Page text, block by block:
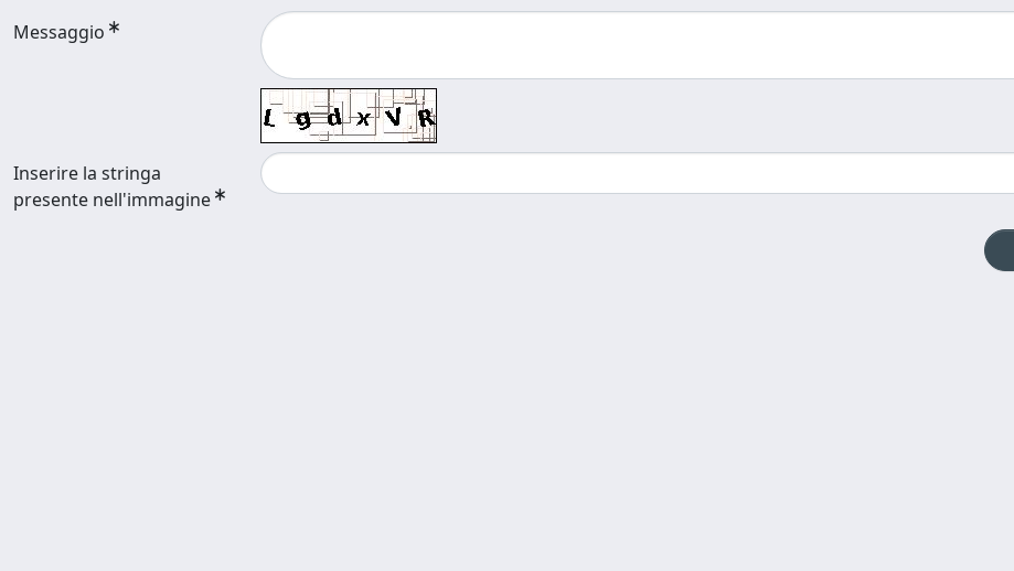
Messaggio
Inserire la stringa
presente nell'immagine